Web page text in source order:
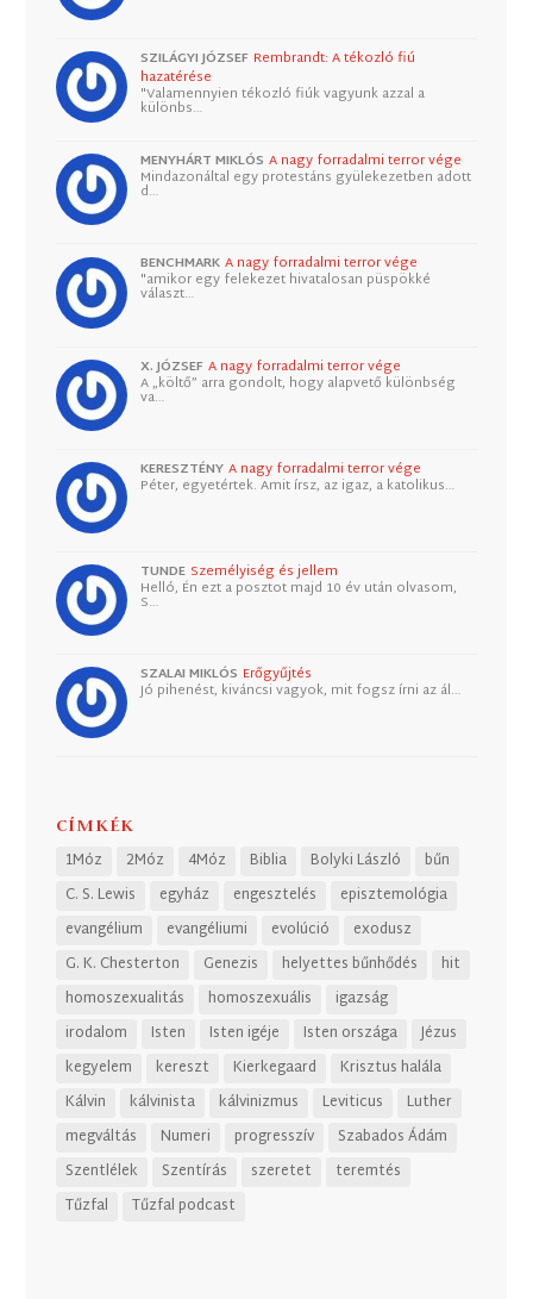
SZILÁGYI JÓZSEF Rembrandt: A tékozló fiú
hazatérése
"Valamennyien tékozló fiúk vagyunk azzal a
különbs…
MENYHÁRT MIKLÓS A nagy forradalmi terror vége
Mindazonáltal egy protestáns gyülekezetben adott
d…
BENCHMARK A nagy forradalmi terror vége
"amikor egy felekezet hivatalosan püspökké
választ…
X. JÓZSEF A nagy forradalmi terror vége
A „költő” arra gondolt, hogy alapvető különbség
va…
KERESZTÉNY A nagy forradalmi terror vége
Péter, egyetértek. Amit írsz, az igaz, a katolikus…
TUNDE Személyiség és jellem
Helló, Én ezt a posztot majd 10 év után olvasom,
S…
SZALAI MIKLÓS Erőgyűjtés
Jó pihenést, kiváncsi vagyok, mit fogsz írni az ál…
CÍMKÉK
1Móz 2Móz 4Móz Biblia Bolyki László
bűn
C. S. Lewis
egyház engesztelés
episztemológia
evangélium
evangéliumi evolúció
exodusz
G. K. Chesterton
Genezis helyettes bűnhődés
hit
homoszexualitás
homoszexuális
igazság
irodalom
Isten Isten igéje Isten országa
Jézus
kegyelem
kereszt Kierkegaard
Krisztus halála
Kálvin
kálvinista kálvinizmus Leviticus
Luther
megváltás
Numeri progresszív
Szabados Ádám
Szentlélek
Szentírás szeretet
teremtés
Tűzfal
Tűzfal podcast